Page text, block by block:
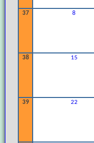
37 8
38 15
39 22